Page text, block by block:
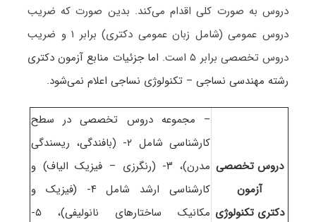
دروس به صورت کلی اقدام می‌کند. بدین صورت که ضریب
دروس عمومی (شامل زبان عمومی دکتری) برابر ۱ و ضریب
دروس تخصصی برابر ۵ است
. اما جزئیات منابع آزمون دکتری
رشته مهندسی نساجی – تکنولوژی نساجی اعلام نمی‌شود.
دروس تخصصی
آزمون
دکتری تکنولوژی
– مجموعه دروس تخصصی در سطح
کارشناسی شامل ۲- (بافندگی، ریسندگی
مدرن)، ۳- (رنگرزی – فیزیک الیاف) و
کارشناسی ارشد شامل ۴- (فیزیک و
مکانیک ساختارهای نانولیفی)، ۵-